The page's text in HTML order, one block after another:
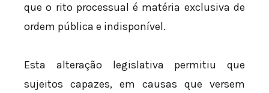
que o rito processual é matéria exclusiva de
ordem pública e indisponível.
Esta alteração legislativa permitiu que
sujeitos capazes, em causas que versem